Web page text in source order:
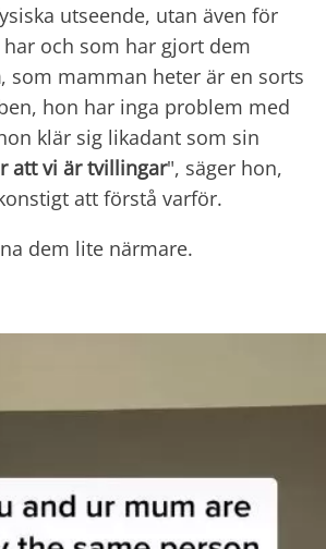
utseende, utan även för
och som har gjort dem
, som mamman heter är en sorts
hon har inga problem med
klär sig likadant som sin
att vi är tvillingar", säger hon,
att förstå varför.
dem lite närmare.